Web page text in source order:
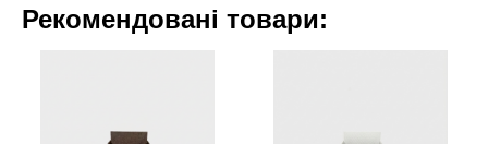
Рекомендовані товари: